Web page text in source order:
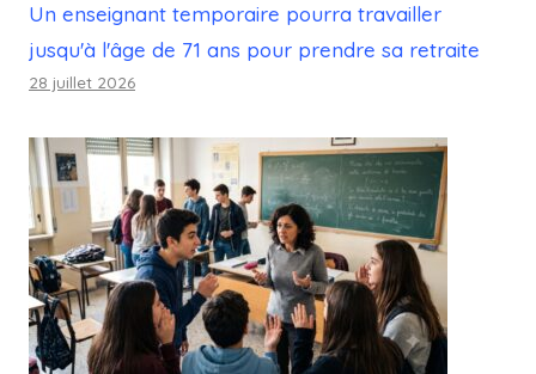
Un enseignant temporaire pourra travailler
jusqu'à l'âge de 71 ans pour prendre sa retraite
28 juillet 2026